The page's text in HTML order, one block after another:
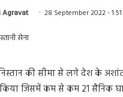
Agravat 28 September 2022 -
की सीमा से लगे देश के
जिसमें कम से कम 21 सैनिक